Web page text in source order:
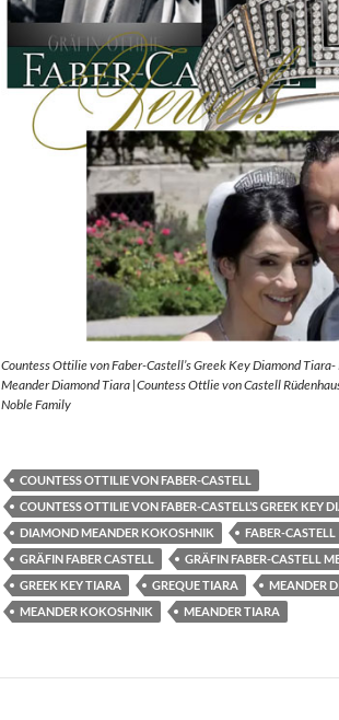
Countess Ottilie von Faber-Castell’s Greek Key Diamond
Meander Diamond Tiara |Countess Ottlie von Castell
Noble Family
COUNTESS OTTILIE VON FABER-CASTELL
COUNTESS OTTILIE VON FABER-CASTELL’S GREEK KEY
DIAMOND MEANDER KOKOSHNIK
FABER-CASTELL
GRÄFIN FABER CASTELL
GRÄFIN FABER-CASTELL
GREEK KEY TIARA
GREQUE TIARA
MEANDER
MEANDER KOKOSHNIK
MEANDER TIARA